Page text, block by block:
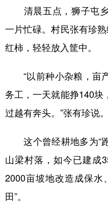
公益 一带一路
地方频道
北京 天津
浙江 安徽
山东 河南
广东 广西
清晨五点，狮子屯乡
一片忙碌。村民张有珍
红柿，轻轻放入筐中。
“以前种小杂粮，亩
务工，一天就能挣140块
过越有奔头。”张有珍说。
这个曾经耕地多为“跑
山梁村落，如今已建成
2000亩坡地改造成保水
田”。